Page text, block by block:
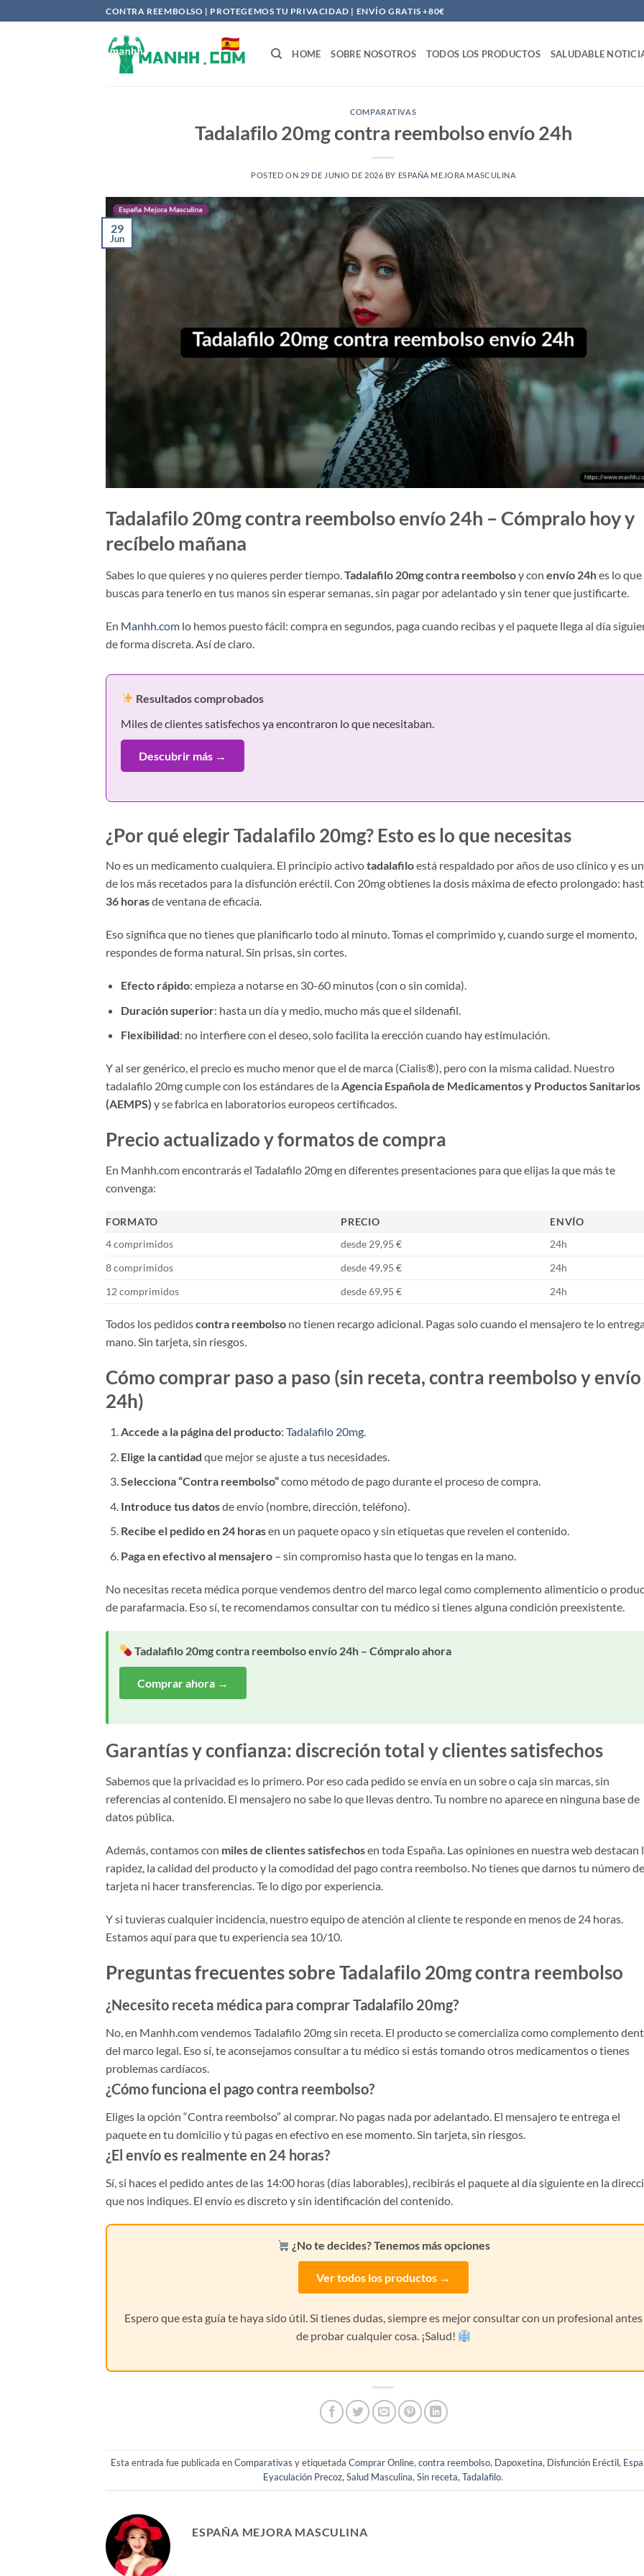
al
CONTRA REEMBOLSO | PROTEGEMOS TU PRIVACIDAD | ENVÍO GRATIS +80€
HOME SOBRE NOSOTROS TODOS LOS PRODUCTOS SALUDABLE
COMPARATIVAS
Tadalafilo 20mg contra reembolso envío 24h
POSTED ON 29 DE JUNIO DE 2026 BY ESPAÑA MEJORA MASCULINA
29
Jun
Tadalafilo 20mg contra reembolso envío 24h – Cómpralo hoy y
recíbelo mañana
Sabes lo que quieres y no quieres perder tiempo.Tadalafilo 20mg contra reembolsoy con envío 24hes lo que
buscas para tenerlo en tus manos sin esperar semanas, sin pagar por adelantado y sin tener que justificarte.
En Manhh.com lo hemos puesto fácil: compra en segundos, paga cuando recibas y el paquete llega al día
de forma discreta. Así de claro.
Resultados comprobados
Miles de clientes satisfechos ya encontraron lo que necesitaban.
Descubrir más →
¿Por qué elegir Tadalafilo 20mg? Esto es lo que necesitas
No es un medicamento cualquiera. El principio activotadalafiloestá respaldado por años de uso clínico y es
de los más recetados para la disfunción eréctil. Con 20mg obtienes la dosis máxima de efecto prolongado:
36 horasde ventana de eficacia.
Eso significa que no tienes que planificarlo todo al minuto. Tomas el comprimido y, cuando surge el momento,
respondes de forma natural. Sin prisas, sin cortes.
Efecto rápido: empieza a notarse en 30-60 minutos (con o sin comida).
Duración superior: hasta un día y medio, mucho más que el sildenafil.
Flexibilidad: no interfiere con el deseo, solo facilita la erección cuando hay estimulación.
Y al ser genérico, el precio es mucho menor que el de marca (Cialis®), pero con la misma calidad. Nuestro
tadalafilo 20mg cumple con los estándares de la Agencia Española de Medicamentos y Productos Sanitarios
(AEMPS) y se fabrica en laboratorios europeos certificados.
Precio actualizado y formatos de compra
En Manhh.com encontrarás el Tadalafilo 20mg en diferentes presentaciones para que elijas la que más te
convenga:
FORMATO PRECIO
ENVÍO
4 comprimidos
desde 29,95 €
24h
8 comprimidos
desde 49,95 €
24h
12 comprimidos
desde 69,95 € 24h
Todos los pedidoscontra reembolso no tienen recargo adicional. Pagas solo cuando el mensajero te lo
mano. Sin tarjeta, sin riesgos.
Cómo comprar paso a paso (sin receta, contra reembolso y envío
24h)
Accede a la página del producto: Tadalafilo 20mg.
Elige la cantidad que mejor se ajuste a tus necesidades.
Selecciona “Contra reembolso”como método de pago durante el proceso de compra.
Introduce tus datosde envío (nombre, dirección, teléfono).
Recibe el pedido en 24 horasen un paquete opaco y sin etiquetas que revelen el contenido.
Paga en efectivo al mensajero– sin compromiso hasta que lo tengas en la mano.
No necesitas receta médica porque vendemos dentro del marco legal como complemento alimenticio o
de parafarmacia. Eso sí, te recomendamos consultar con tu médico si tienes alguna condición preexistente.
Tadalafilo 20mg contra reembolso envío 24h – Cómpralo ahora
Comprar ahora →
Garantías y confianza: discreción total y clientes satisfechos
Sabemos que la privacidad es lo primero. Por eso cada pedido se envía en un sobre o caja sin marcas, sin
referencias al contenido. El mensajero no sabe lo que llevas dentro. Tu nombre no aparece en ninguna base de
datos pública.
Además, contamos con miles de clientes satisfechosen toda España. Las opiniones en nuestra web destacan
rapidez, la calidad del producto y la comodidad del pago contra reembolso. No tienes que darnos tu número de
tarjeta ni hacer transferencias. Te lo digo por experiencia.
Y si tuvieras cualquier incidencia, nuestro equipo de atención al cliente te responde en menos de 24 horas.
Estamos aquí para que tu experiencia sea 10/10.
Preguntas frecuentes sobre Tadalafilo 20mg contra reembolso
¿Necesito receta médica para comprar Tadalafilo 20mg?
No, en Manhh.com vendemos Tadalafilo 20mg sin receta. El producto se comercializa como complemento
del marco legal. Eso sí, te aconsejamos consultar a tu médico si estás tomando otros medicamentos o tienes
problemas cardíacos.
¿Cómo funciona el pago contra reembolso?
Eliges la opción “Contra reembolso” al comprar. No pagas nada por adelantado. El mensajero te entrega el
paquete en tu domicilio y tú pagas en efectivo en ese momento. Sin tarjeta, sin riesgos.
¿El envío es realmente en 24 horas?
Sí, si haces el pedido antes de las 14:00 horas (días laborables), recibirás el paquete al día siguiente en la
que nos indiques. El envío es discreto y sin identificación del contenido.
¿No te decides? Tenemos más opciones
Ver todos los productos →
Espero que esta guía te haya sido útil. Si tienes dudas, siempre es mejor consultar con un profesional antes
de probar cualquier cosa. ¡Salud!
Esta entrada fue publicada enComparativas y etiquetadaComprar Online,contra reembolso, Dapoxetina, Disfunción Eréctil,
Eyaculación Precoz,Salud Masculina,Sin receta,Tadalafilo.
ESPAÑA MEJORA MASCULINA